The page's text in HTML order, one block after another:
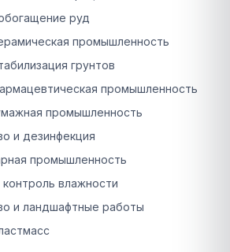
руд
промышленность
грунтов
промышленность
промышленность
и дезинфекция
промышленность
влажности
и ландшафтные работы